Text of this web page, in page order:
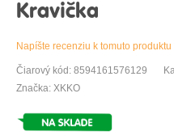
Kravička
Napíšte recenziu k tomuto
Čiarový kód: 8594161576129
Značka: XKKO